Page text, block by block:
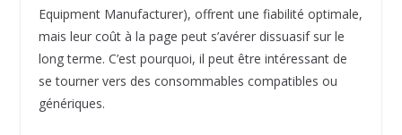
Equipment Manufacturer), offrent une fiabilité optimale,
mais leur coût à la page peut s’avérer dissuasif sur le
long terme. C’est pourquoi, il peut être intéressant de
se tourner vers des consommables compatibles ou
génériques.